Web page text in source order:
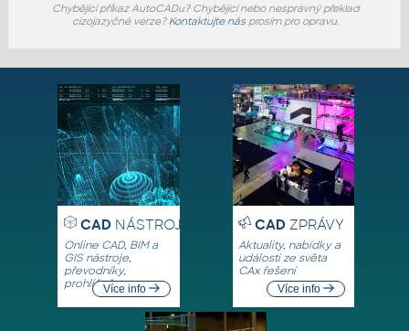
Chybějící příkaz AutoCADu? Chybějící nebo nesprávný překlad
cizojazyčné verze? Kontaktujte násprosím pro opravu.
CADNÁSTROJE
Online CAD, BIM a
GIS nástroje,
převodníky,
prohlížečeVíce info
CADZPRÁVY
Aktuality, nabídky a
události ze světa
CAx řešení
Více info